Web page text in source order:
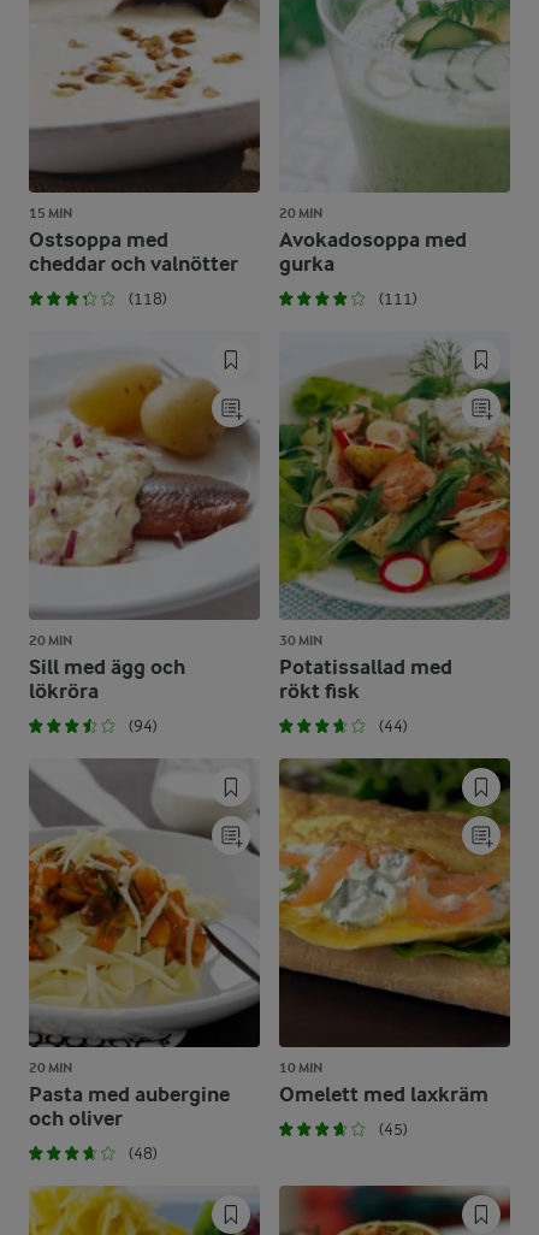
15 MIN
Ostsoppa med
cheddar och valnötter
(118)
20 MIN
Avokadosoppa med
gurka
(111)
20 MIN
Sill med ägg och
lökröra
(94)
30 MIN
Potatissallad med
rökt fisk
(44)
20 MIN
Pasta med aubergine
och oliver
(48)
10 MIN
Omelett med laxkräm
(45)